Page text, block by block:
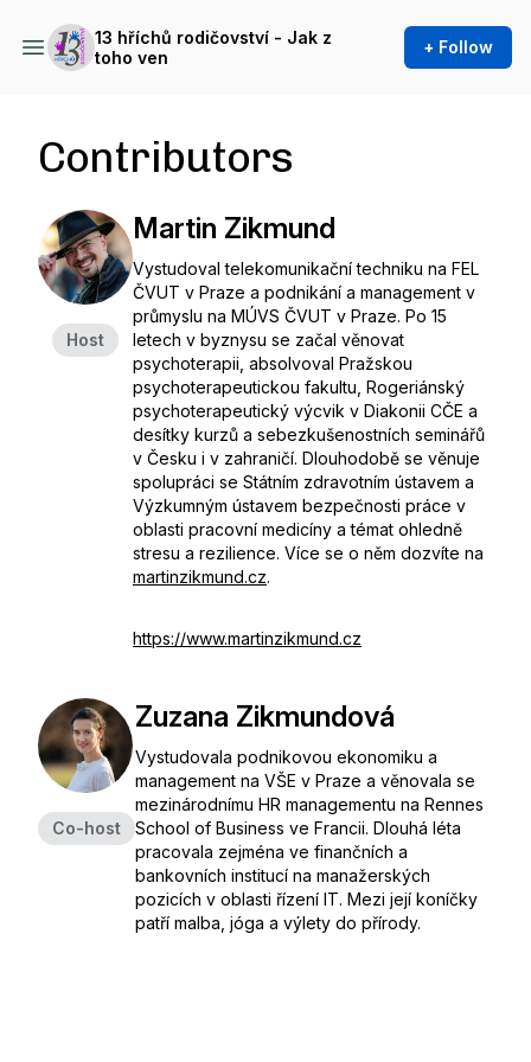
13 hříchů rodičovství - Jak z
toho ven
+ Follow
Contributors
Host
Martin Zikmund
Vystudoval telekomunikační techniku na FEL
ČVUT v Praze a podnikání a management v
průmyslu na MÚVS ČVUT v Praze. Po 15
letech v byznysu se začal věnovat
psychoterapii, absolvoval Pražskou
psychoterapeutickou fakultu, Rogeriánský
psychoterapeutický výcvik v Diakonii CČE a
desítky kurzů a sebezkušenostních seminářů
v Česku i v zahraničí. Dlouhodobě se věnuje
spolupráci se Státním zdravotním ústavem a
Výzkumným ústavem bezpečnosti práce v
oblasti pracovní medicíny a témat ohledně
stresu a rezilience. Více se o něm dozvíte na
martinzikmund.cz.
https://www.martinzikmund.cz
Co-host
Zuzana Zikmundová
Vystudovala podnikovou ekonomiku a
management na VŠE v Praze a věnovala se
mezinárodnímu HR managementu na Rennes
School of Business ve Francii. Dlouhá léta
pracovala zejména ve finančních a
bankovních institucí na manažerských
pozicích v oblasti řízení IT. Mezi její koníčky
patří malba, jóga a výlety do přírody.